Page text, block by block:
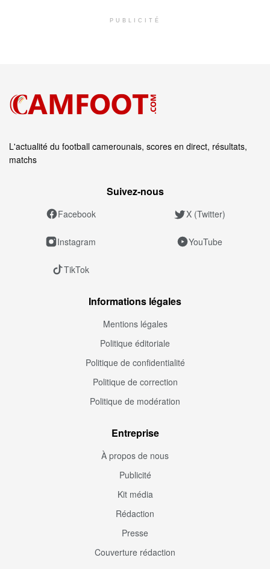
PUBLICITÉ
L'actualité du football camerounais, scores en direct, résultats,
matchs
Suivez‑nous
Facebook X (Twitter)
Instagram YouTube
TikTok
Informations légales
Mentions légales
Politique éditoriale
Politique de confidentialité
Politique de correction
Politique de modération
Entreprise
À propos de nous
Publicité
Kit média
Rédaction
Presse
Couverture rédaction